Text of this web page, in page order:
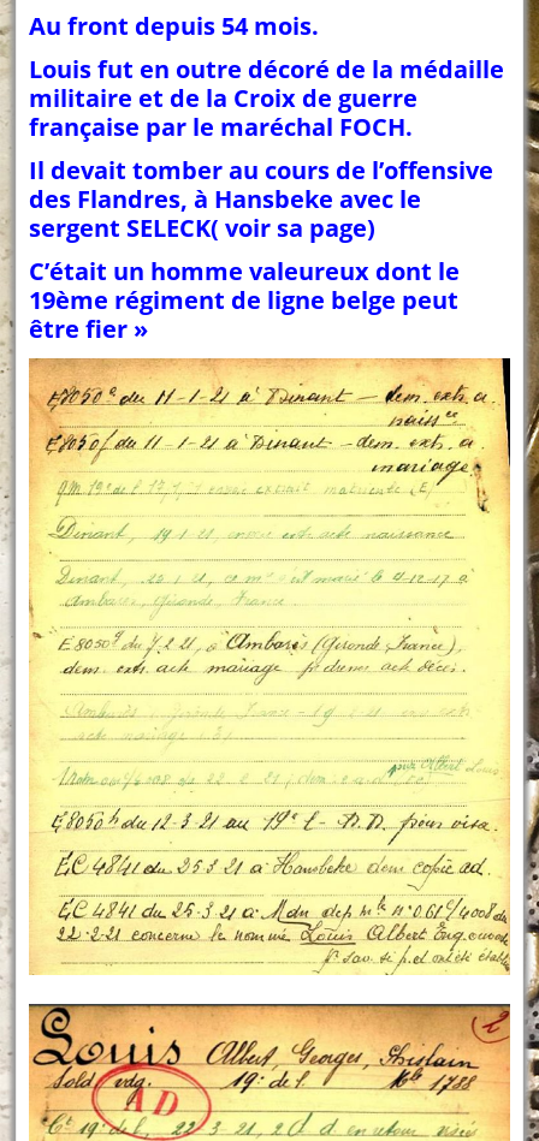
Au front depuis 54 mois.
Louis fut en outre décoré de la médaille
militaire et de la Croix de guerre
française par le maréchal FOCH.
Il devait tomber au cours de l’offensive
des Flandres, à Hansbeke avec le
sergent SELECK( voir sa page)
C’était un homme valeureux dont le
19ème régiment de ligne belge peut
être fier »